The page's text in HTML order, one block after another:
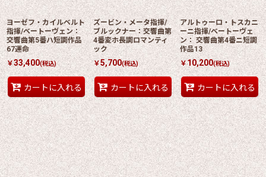
ヨーゼフ・カイルベルト
指揮/ベートーヴェン：
交響曲第5番ハ短調作品
67運命
￥33,400(税込)
カートに入れる
ズービン・メータ指揮/
ブルックナー：交響曲第
4番変ホ長調ロマンティ
ック
￥5,700(税込)
カートに入れる
アルトゥーロ・トスカニ
ーニ指揮/ベートーヴェ
ン： 交響曲第4番ニ短調
作品13
￥10,200(税込)
カートに入れる